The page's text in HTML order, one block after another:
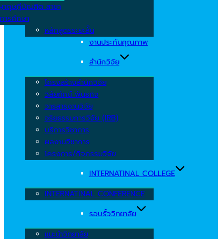
ดุษฎีบัณฑิต สาขา
ารศึกษา
หลักสูตรระยะสั้น
งานประกันคุณภาพ
สำนักวิจัย
โครงสร้างสำนักวิจัย
วิสัยทัศน์ พันธกิจ
วารสารงานวิจัย
จริยธรรมการวิจัย (IRB)
บริการวิชาการ
ผลงานวิชาการ
โครงการ/กิจกรรมวิจัย
INTERNATINAL COLLEGE
INTERNATINAL CONFERENCE
รอบรั้ววิทยาลัย
แนะนำวิทยาลัย